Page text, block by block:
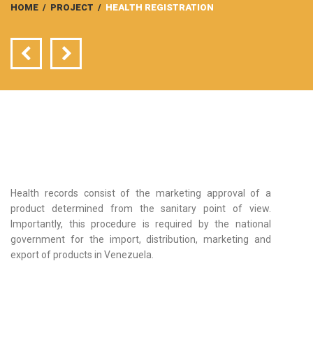
HOME / PROJECT / HEALTH REGISTRATION
Health records consist of the marketing approval of a
product determined from the sanitary point of view.
Importantly, this procedure is required by the national
government for the import, distribution, marketing and
export of products in Venezuela.